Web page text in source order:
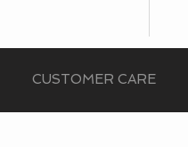
CUSTOMER CARE